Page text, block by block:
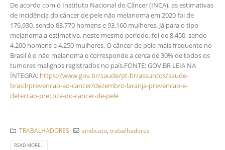
De acordo com o Instituto Nacional do Câncer (INCA), as estimativas
de incidência do câncer de pele não melanoma em 2020 foi de
176.930, sendo 83.770 homens e 93.160 mulheres. Já para o tipo
melanoma a estimativa, neste mesmo período, foi de 8.450, sendo
4.200 homens e 4.250 mulheres. O câncer de pele mais frequente no
Brasil é o não melanoma e corresponde a cerca de 30% de todos os
tumores malignos registrados no país.FONTE: GOV.BR LEIA NA
ÍNTEGRA: https://www.gov.br/saude/pt-br/assuntos/saude-
brasil/prevencao-ao-cancer/dezembro-laranja-prevencao-e-
deteccao-precoce-do-cancer-de-pele
TRABALHADORES sindicato ,trabalhadores
READ MORE...